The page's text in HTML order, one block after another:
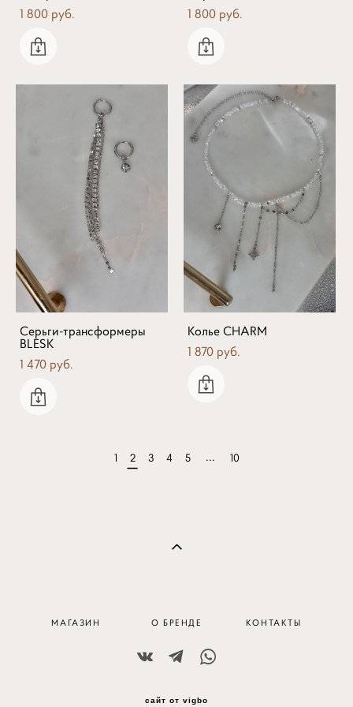
1 800 pуб.
1 800 pуб.
Серьги-трансформеры
BLESK
1 470 pуб.
Колье CHARM
1 870 pуб.
1 2 3 4 5 ... 10
МАГАЗИН О БРЕНДЕ КОНТАКТЫ
сайт от vigbo